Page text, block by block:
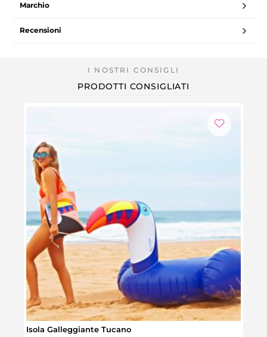
Marchio
Recensioni
PRODOTTI CONSIGLIATI
Isola Galleggiante Tucano